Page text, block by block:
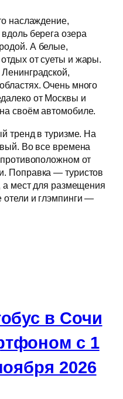
наслаждение,
берега озера
А белые,
от суеты и жары.
Очень много
от Москвы и
своём автомобиле.
тренд в туризме. На
Во все времена
от
Поправка — туристов
а мест для размещения
отели и глэмпинги —
в Сочи
с 1
2026